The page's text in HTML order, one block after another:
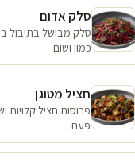
סלק אדום
סלק מבושל בתיבול
כמון ושום
חציל מטוגן
פרוסות חציל
פעם